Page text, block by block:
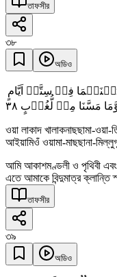
তাফসীর
৩৮
অডিও
فِیۡ سِتَّۃِ اَیَّامٍ
مَسَّنَا مِنۡ لُّغُوۡبٍ ٣٨
ওয়া লাকাদ খালাকনাছছামা-
আইয়ামিওঁ ওয়ামা-মাছছানা-
আমি আকাশমণ্ডলী ও পৃথিবী এবং
এতে আমাকে বিন্দুমাত্র ক্লান্তি
তাফসীর
৩৯
অডিও